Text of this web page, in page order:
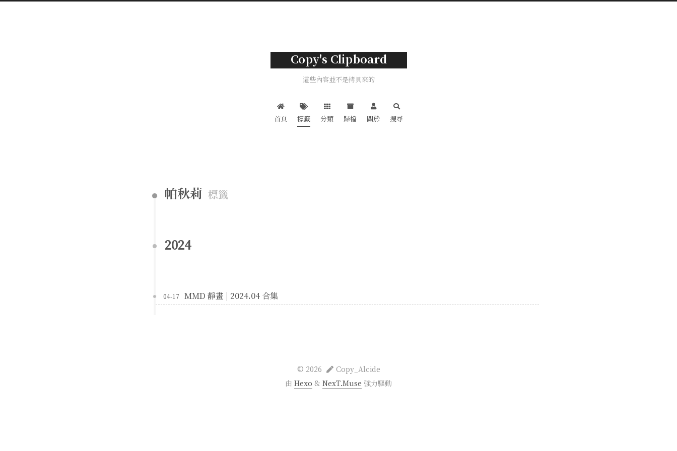
Copy's Clipboard
這些內容並不是拷貝來的
首頁 標籤 分類 歸檔 關於 搜尋
帕秋莉 標籤
2024
04-17 MMD 靜畫 | 2024.04 合集
© 2026
Copy_Alcide
由 Hexo & NexT.Muse 強力驅動